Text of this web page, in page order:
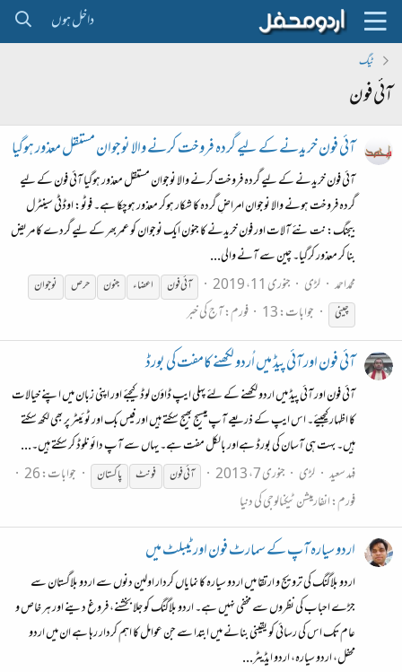
داخل ہوں
ٹیگ
آئی فون
آئی فون خریدنے کے لیے گردہ فروخت کرنے والا نوجوان مستقل معذور ہوگیا
آئی فون خریدنے کے لیے گردہ فروخت کرنے والا نوجوان مستقل معذور ہوگیا آئی فون کے لیے
گردہ فروخت ہونے والا نوجوان امراضِ گردہ کا شکار ہوکر معذور ہوچکا ہے۔ فوٹو: اوڈٹی سینٹرل
بیجنگ: نت نئے آلات اور فون خریدنے کا جنون ایک نوجوان کو عمربھر کے لیے گردے کا مریض
بنا کر معذور کرگیا۔ چین سے آنے والی...
محمداحمد لڑی جنوری 11، 2019 آئیفون اعضاء جنون حرص
نوجوان
چینی
جوابات: 13 فورم:آج کی خبر
آئی فون اور آئی پیڈ میں اُردو لکھنے کامفت کی بورڈ
آئی فون اور آئی پیڈ میں اردو لکھنے کے لئے پہلی ایپ ڈاوٴن لوڈ کیجئے اور اپنی زبان میں اپنے خیالات
کا اظہار کیجیئے۔ اس ایپ کے ذریعے آپ میسیج بھیج سکتے ہیں اور فیس بک اور ٹوئیٹر پر بھی لکھ سکتے
ہیں۔ بہت ہی آسان کی بورڈ ہےاور بالکل مفت ہے۔ یہاں سے آپ دائونلوڈ کر سکتے ہیں۔...
فہد سعید لڑی جنوری 7، 2013 آئیفون فونٹ پاکستان
جوابات: 26
فورم:انفارمیشن ٹیکنالوجی کی دنیا
اردو سیارہ آپ کے سمارٹ فون اور ٹیبلٹ میں
اردو بلاگنگ کی ترویج و ارتقا میں اردو سیارہ کا نمایاں کردار اولین دنوں سے اردو بلاگستان سے
جڑے احباب کی نظروں سے مخفی نہیں ہے۔ اردو بلاگنگ کو جلا بخشنے، فروغ دینے اور ہر خاص و
عام تک اس کی رسائی کو یقینی بنانے میں ابتدا سے جن عوامل کا اہم کردار رہا ہے ان میں اردو
محفل، اردو سیارہ، اردو ایڈیٹر...